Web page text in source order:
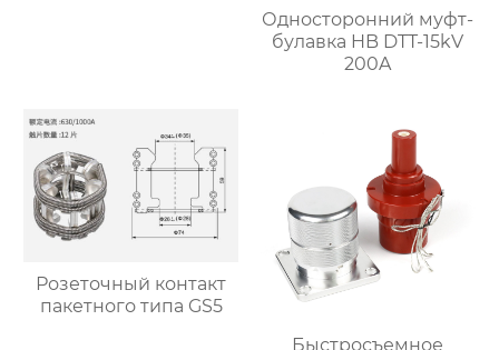
Односторонний муфт-
булавка HB DTT-15kV
200A
Розеточный контакт
пакетного типа GS5
Быстросъемное